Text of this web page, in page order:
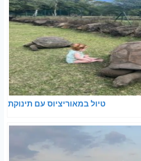
טיול במאוריציוס עם תינוקת